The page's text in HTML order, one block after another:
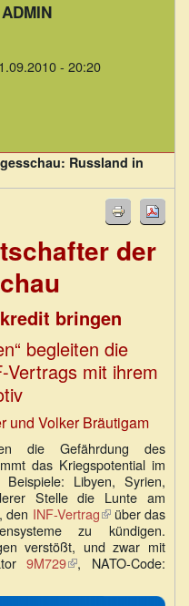
- 20:20
Russland in
der
bringen
begleiten die
Vertrags mit ihrem
und Volker Bräutigam
die Gefährdung des
das Kriegspotential im
Libyen, Syrien,
Stelle die Lunte am
den INF-Vertrag(Link
ist
extern)
über das
zu kündigen.
verstößt, und zwar mit
9M729(Link
extern)
, NATO-Code: